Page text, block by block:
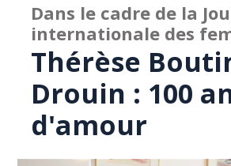
Dans le cadre de la
internationale des
Thérèse
Drouin : 100
d'amour